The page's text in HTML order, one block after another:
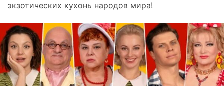
экзотических кухонь народов мира!